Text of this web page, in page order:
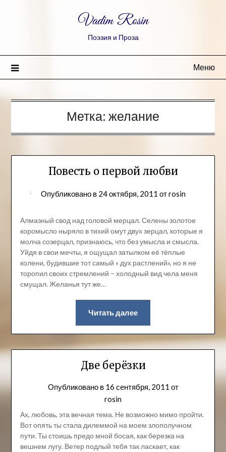
Vadim Rosin
Поэзия и Проза
Меню
Метка: желание
Повесть о первой любви
Опубликовано в 24 октября, 2011 отrosin
Алмазный свод над головой мерцал. Селены золотое
коромысло ныряло в тихий омут двух зерцал, которые я
молча созерцал, признаюсь, что без умысла и смысла.
Уйдя в свои мечты, я ощущал затылком её тёплые
колени, будившие тот самый « дух растлений», но я не
торопил своих стремлений – холодный вид чела меня
смущал. Желанья тут же…
Читать далее
Две берёзки
Опубликовано в 16 сентября, 2011 от
rosin
Ах, любовь, эта вечная тема. Не возможно мимо пройти.
Вот опять ты стала дилеммой на моем злополучном
пути. Ты стоишь предо мной босая, как березка на
вешнем лугу. Ветер подлый тебя так ласкает, как